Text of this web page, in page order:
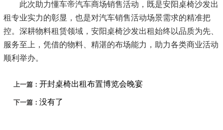
此次助力懂车帝汽车商场销售活动，既是安阳桌椅沙发出
租专业实力的彰显，也是对汽车销售活动场景需求的精准把
控。深耕物料租赁领域，安阳桌椅沙发出租始终以品质为先、
服务至上，凭借的物料、精湛的布场能力，助力各类商业活动
顺利举办。
上一篇： 开封桌椅出租布置博览会晚宴
下一篇： 没有了